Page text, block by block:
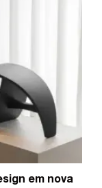
em nova